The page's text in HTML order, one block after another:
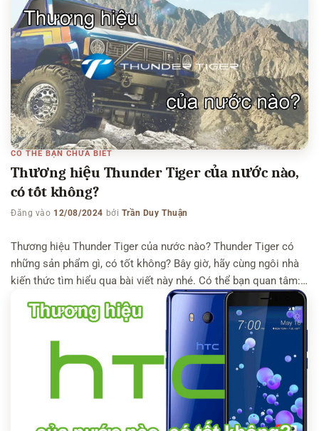
Thương hiệu ASRock của nước nào Thương hiệu D-Link của
[…]
CÓ THỂ BẠN CHƯA BIẾT
Thương hiệu Thunder Tiger của nước nào,
có tốt không?
Đăng vào 12/08/2024 bởi Trần Duy Thuận
Thương hiệu Thunder Tiger của nước nào? Thunder Tiger có
những sản phẩm gì, có tốt không? Bây giờ, hãy cùng ngôi nhà
kiến thức tìm hiểu qua bài viết này nhé. Có thể bạn quan tâm:
Silicon Power của nước nào – Super Flower của nước nào –
Synology của nước nào Thương hiệu Thunder Tiger […]